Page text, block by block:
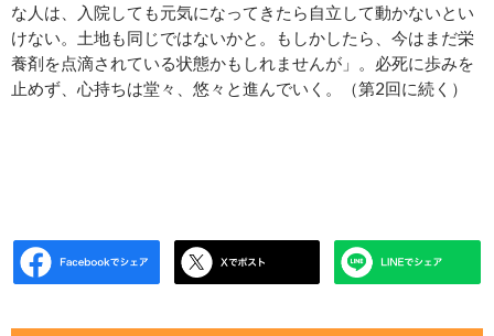
な人は、入院しても元気になってきたら自立して動かないとい
けない。土地も同じではないかと。もしかしたら、今はまだ栄
養剤を点滴されている状態かもしれませんが」。必死に歩みを
止めず、心持ちは堂々、悠々と進んでいく。（第2回に続く）